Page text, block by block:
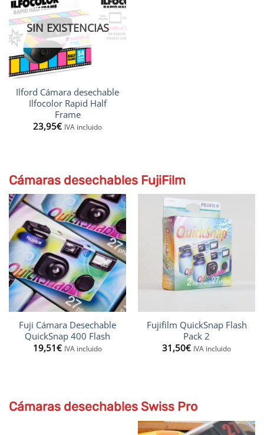
SIN EXISTENCIAS
Ilford Cámara desechable
Ilfocolor Rapid Half
Frame
23,95€ IVA incluido
Cámaras desechables FujiFilm
Fuji Cámara Desechable
QuickSnap 400 Flash
19,51€ IVA incluido
Fujifilm QuickSnap Flash
Pack 2
31,50€ IVA incluido
Cámaras desechables Swiss Pro